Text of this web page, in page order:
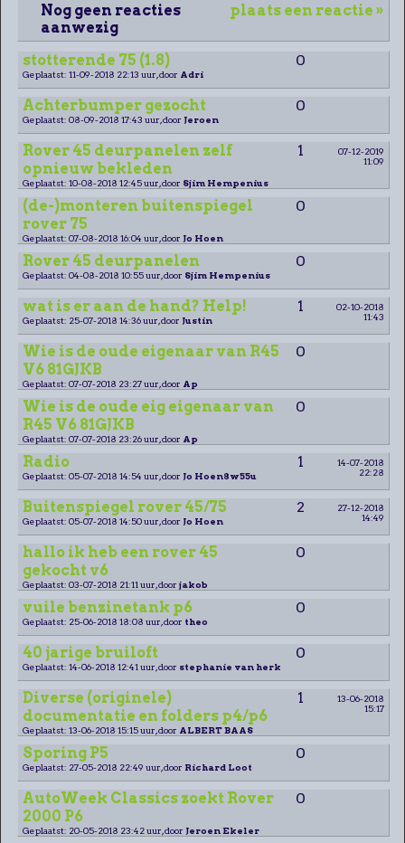
plaats een reactie »
Nog geen reacties
aanwezig
stotterende 75 (1.8)
0
Geplaatst: 11-09-2018 22:13 uur, door Adri
Achterbumper gezocht 0
Geplaatst: 08-09-2018 17:43 uur, door Jeroen
Rover 45 deurpanelen zelf
opnieuw bekleden
1
07-12-2019
11:09
Geplaatst: 10-08-2018 12:45 uur, door Sjim Hempenius
(de-)monteren buitenspiegel
rover 75
0
Geplaatst: 07-08-2018 16:04 uur, door Jo Hoen
Rover 45 deurpanelen 0
Geplaatst: 04-08-2018 10:55 uur, door Sjim Hempenius
wat is er aan de hand? Help! 1
02-10-2018
11:43
Geplaatst: 25-07-2018 14:36 uur, door Justin
Wie is de oude eigenaar van R45
V6 81GJKB
0
Geplaatst: 07-07-2018 23:27 uur, door Ap
Wie is de oude eig eigenaar van
R45 V6 81GJKB
0
Geplaatst: 07-07-2018 23:26 uur, door Ap
Radio 1
14-07-2018
22:28
Geplaatst: 05-07-2018 14:54 uur, door Jo Hoen8w55u
Buitenspiegel rover 45/75 2
27-12-2018
14:49
Geplaatst: 05-07-2018 14:50 uur, door Jo Hoen
hallo ik heb een rover 45
gekocht v6
0
Geplaatst: 03-07-2018 21:11 uur, door jakob
vuile benzinetank p6 0
Geplaatst: 25-06-2018 18:08 uur, door theo
40 jarige bruiloft 0
Geplaatst: 14-06-2018 12:41 uur, door stephanie van herk
Diverse (originele)
documentatie en folders p4/p6
1
13-06-2018
15:17
Geplaatst: 13-06-2018 15:15 uur, door ALBERT BAAS
Sporing P5 0
Geplaatst: 27-05-2018 22:49 uur, door Richard Loot
AutoWeek Classics zoekt Rover
2000 P6
0
Geplaatst: 20-05-2018 23:42 uur, door Jeroen Ekeler